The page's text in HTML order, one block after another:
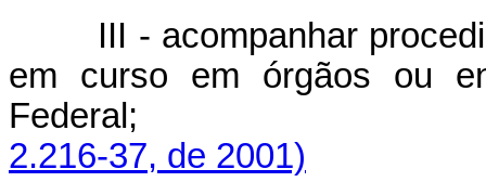
III - acompanhar
em curso em órgãos ou
2.216-37, de 2001)